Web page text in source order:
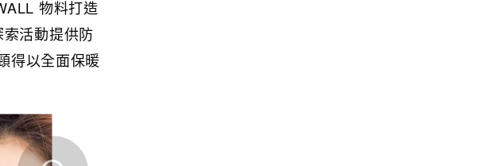
物料打造
活動提供防
得以全面保暖